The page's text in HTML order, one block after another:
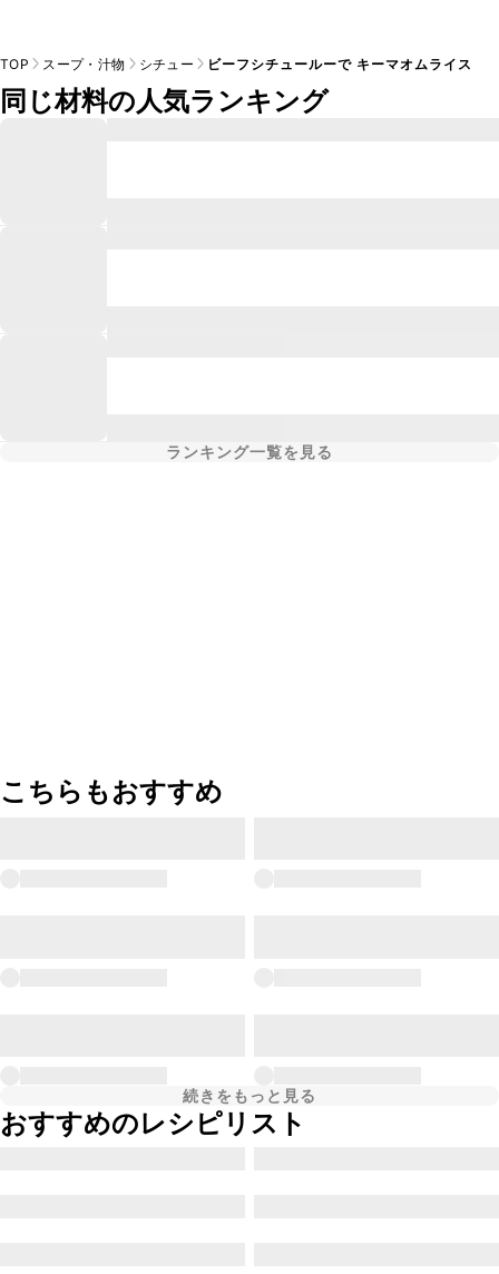
TOP スープ・汁物 シチュー ビーフシチュールーで キーマオムライス
同じ材料の人気ランキング
ランキング一覧を見る
こちらもおすすめ
続きをもっと見る
おすすめのレシピリスト